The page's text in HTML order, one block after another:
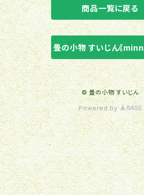
商品一覧に戻る
畳の小物 すいじん《
© 畳の小物 すいじん
Powered by